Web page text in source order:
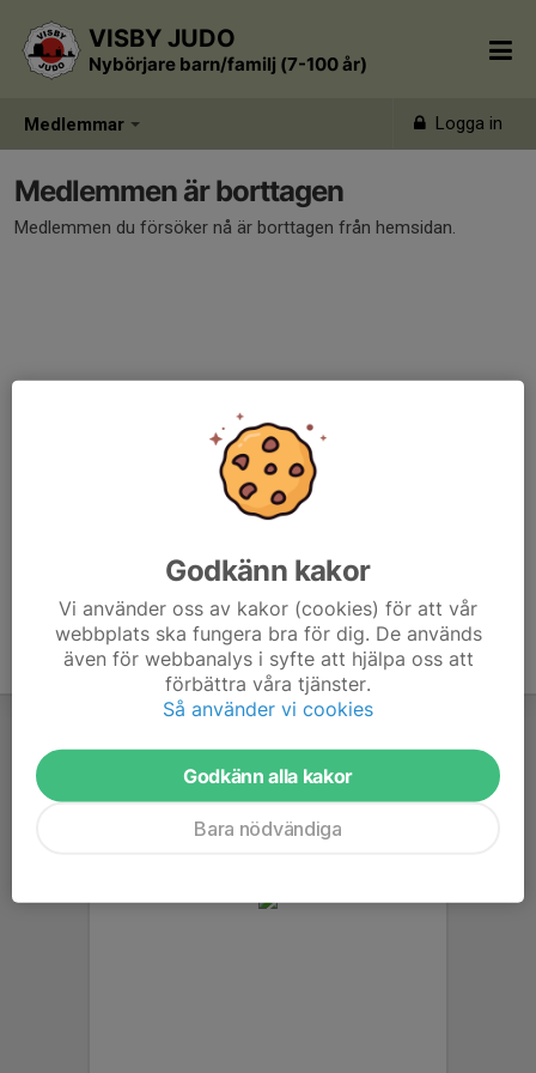
Medlemmar Logga in
VISBY JUDO
Nybörjare barn/familj (7-100 år)
Medlemmen är borttagen
Medlemmen du försöker nå är borttagen från hemsidan.
Godkänn kakor
Vi använder oss av kakor (cookies) för att vår
webbplats ska fungera bra för dig. De används
även för webbanalys i syfte att hjälpa oss att
förbättra våra tjänster.
Så använder vi cookies
Godkänn alla kakor
Bara nödvändiga